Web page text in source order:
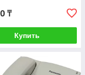
₸
Купить